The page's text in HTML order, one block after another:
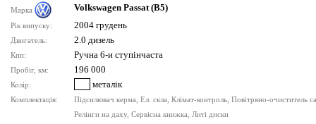
Марка Volkswagen Passat (B5)
Рік випуску: 2004 грудень
Двигатель: 2.0 дизель
Кпп: Ручна 6-и ступінчаста
Пробіг, км: 196 000
Колір: металік
Комплектація:
Підсилювач керма, Ел. скла, Клімат-контроль, Повітряно-очиститель
Релінги на даху, Сервісна книжка, Литі диски